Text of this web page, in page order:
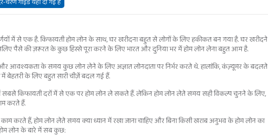
चरण गाइड यहां दी गई है
में से एक है. किफायती होम लोन के साथ, घर खरीदना बहुत से लोगों के लिए हकीकत बन गया है. घर खरीदने
पैसे की ज़रूरत के कुछ हिस्से पूरा करने के लिए भारत और दुनिया भर में होम लोन लेना बहुत आम है.
आवश्यकता के समय कुछ लोन लेने के लिए अज्ञात लोनदाता पर निर्भर करते थे. हालांकि, कंज़्यूमर के बदलते
में बेहतरी के लिए बहुत सारी चीज़ें बदल गई हैं.
सबसे किफायती दरों में से एक पर होम लोन ले सकते हैं. लेकिन होम लोन लेते समय सही विकल्प चुनने के लिए,
करते हैं.
करते हैं, होम लोन लेते समय क्या ध्यान में रखा जाना चाहिए और बिना किसी खराब अनुभव के होम लोन का
लोन के बारे में सब कुछ: